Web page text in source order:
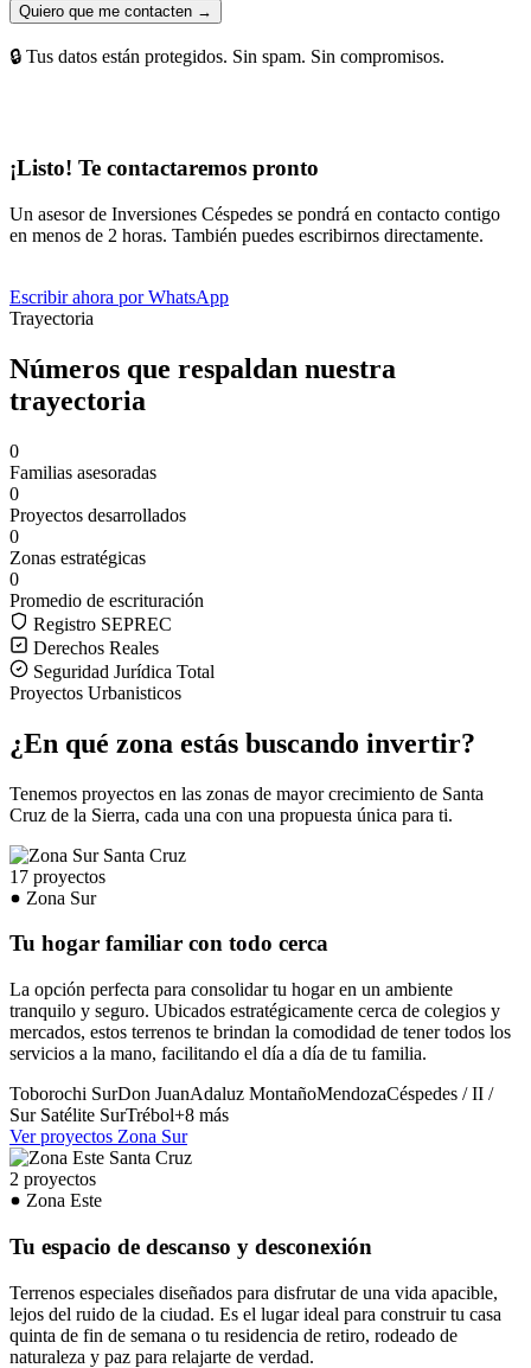
Quiero que me contacten →
🔒 Tus datos están protegidos. Sin spam. Sin compromisos.
¡Listo! Te contactaremos pronto
Un asesor de Inversiones Céspedes se pondrá en contacto contigo
en menos de 2 horas. También puedes escribirnos directamente.
Escribir ahora por WhatsApp
Trayectoria
Números que respaldan nuestra
trayectoria
0
Familias asesoradas
0
Proyectos desarrollados
0
Zonas estratégicas
0
Promedio de escrituración
Registro SEPREC
Derechos Reales
Seguridad Jurídica Total
Proyectos Urbanisticos
¿En qué zona estás buscando invertir?
Tenemos proyectos en las zonas de mayor crecimiento de Santa
Cruz de la Sierra, cada una con una propuesta única para ti.
17 proyectos
Zona Sur
Tu hogar familiar con todo cerca
La opción perfecta para consolidar tu hogar en un ambiente
tranquilo y seguro. Ubicados estratégicamente cerca de colegios y
mercados, estos terrenos te brindan la comodidad de tener todos los
servicios a la mano, facilitando el día a día de tu familia.
Toborochi SurDon JuanAdaluz MontañoMendozaCéspedes / II /
Sur Satélite SurTrébol+8 más
Ver proyectos Zona Sur
2 proyectos
Zona Este
Tu espacio de descanso y desconexión
Terrenos especiales diseñados para disfrutar de una vida apacible,
lejos del ruido de la ciudad. Es el lugar ideal para construir tu casa
quinta de fin de semana o tu residencia de retiro, rodeado de
naturaleza y paz para relajarte de verdad.